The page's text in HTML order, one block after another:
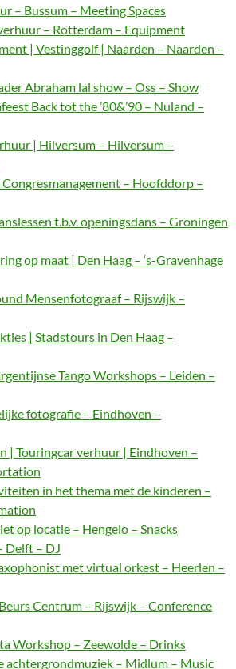
– Bussum – Meeting Spaces
– Rotterdam – Equipment
| Vestinggolf | Naarden – Naarden –
Abraham lal show – Oss – Show
Back tot the ’80&’90 – Nuland –
| Hilversum – Hilversum –
– Hoofddorp –
t.b.v. openingsdans – Groningen
op maat | Den Haag – ‘s-Gravenhage
Mensenfotograaf – Rijswijk –
| Stadstours in Den Haag –
Tango Workshops – Leiden –
fotografie – Eindhoven –
| Touringcar verhuur | Eindhoven –
in het thema met de kinderen –
op locatie – Hengelo – Snacks
Delft – DJ
met virtual orkest – Heerlen –
Centrum – Rijswijk – Conference
Workshop – Zeewolde – Drinks
achtergrondmuziek – Midlum – Music